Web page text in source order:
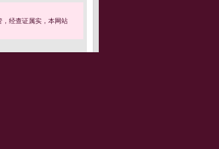
经查证属实，本网站